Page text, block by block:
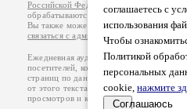
соглашаетесь с
использования
Чтобы
Политикой
персональных
cookie, нажмите
Соглашаюсь
Российской Федерации
обрабатываются на основании
Вы также можете посмотреть более
связаться с администрацией
Ежедневная аудитория портала
посетителей, которые в общей сумме
страниц по данным счетчика
от этого текста. В каждой графе
просмотров и количество посетителей.